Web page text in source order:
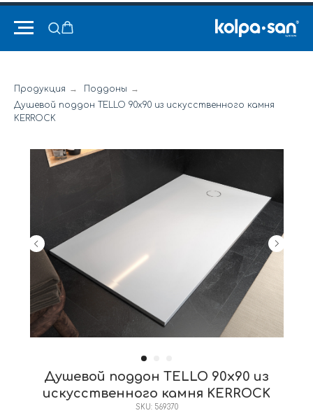
Продукция → Поддоны →
Душевой поддон TELLO 90x90 из искусственного камня
KERROCK
Душевой поддон TELLO 90x90 из
искусственного камня KERROCK
SKU: 569370